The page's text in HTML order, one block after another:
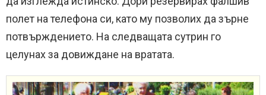
полет на телефона си, като му позволих да зърне
потвърждението. На следващата сутрин го
целунах за довиждане на вратата.